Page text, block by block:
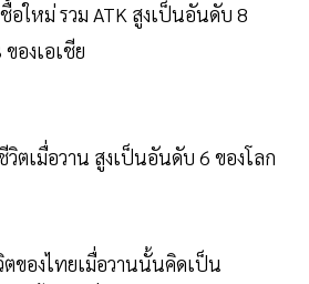
อใหม่ รวม ATK สูงเป็นอันดับ 8
องเอเชีย
ตเมื่อวาน สูงเป็นอันดับ 6 ของโลก
ของไทยเมื่อวานนั้นคิดเป็น